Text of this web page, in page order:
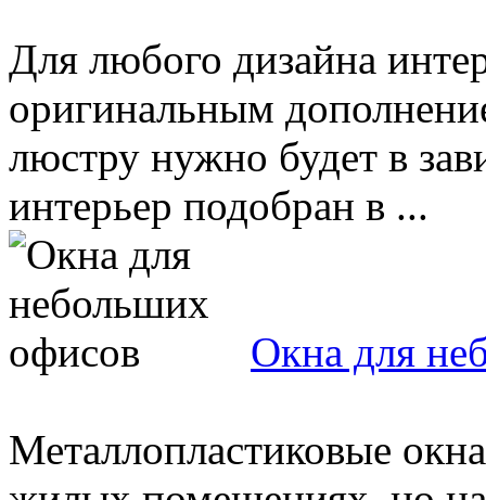
Для любого дизайна
оригинальным
люстру нужно будет в
интерьер подобран в ...
Окна для
Металлопластиковые